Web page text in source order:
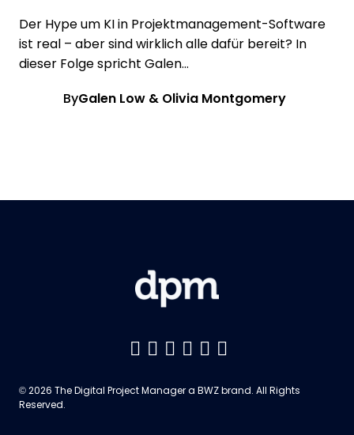
Der Hype um KI in Projektmanagement-Software
ist real – aber sind wirklich alle dafür bereit? In
dieser Folge spricht Galen...
ByGalen Low & Olivia Montgomery
Like us on Facebook
Follow us on Twitter
Follow us on
Add us on
Follow us on
Follow us on
© 2026 The Digital Project Manager a BWZOpens new window
brand. All Rights
Reserved.